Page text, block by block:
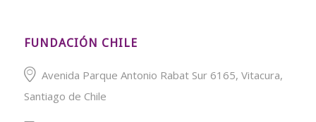
FUNDACIÓN CHILE
Avenida Parque Antonio Rabat Sur 6165, Vitacura,
Santiago de Chile